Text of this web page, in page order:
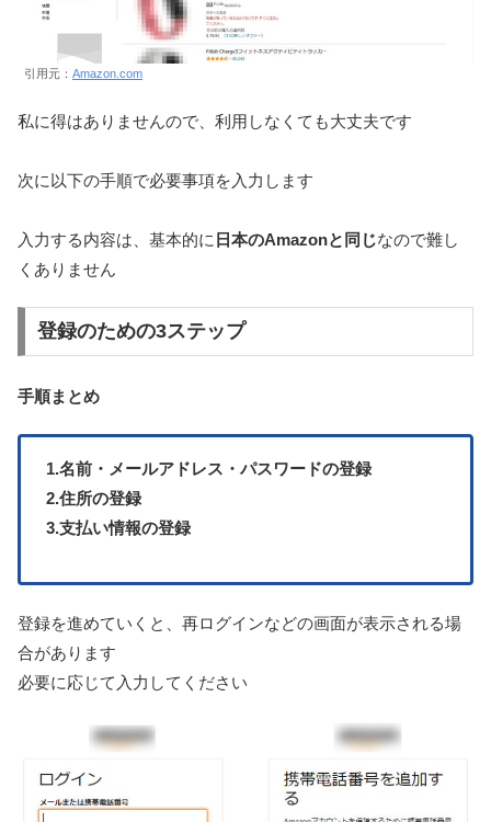
引用元： Amazon.com
私に得はありませんので、利用しなくても大丈夫です
次に以下の手順で必要事項を入力します
入力する内容は、基本的に 日本のAmazonと同じなので難し
くありません
登録のための3ステップ
手順まとめ
1.名前・メールアドレス・パスワードの登録
2.住所の登録
3.支払い情報の登録
登録を進めていくと、再ログインなどの画面が表示される場
合があります
必要に応じて入力してください